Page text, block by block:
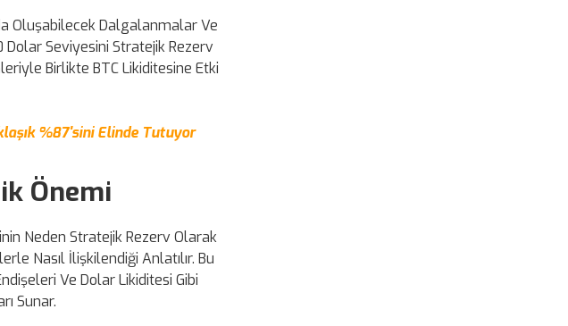
Oluşabilecek Dalgalanmalar Ve
Dolar Seviyesini Stratejik Rezerv
Birlikte BTC Likiditesine Etki
%87'sini Elinde Tutuyor
Önemi
Neden Stratejik Rezerv Olarak
Nasıl İlişkilendiği Anlatılır. Bu
Ve Dolar Likiditesi Gibi
Sunar.